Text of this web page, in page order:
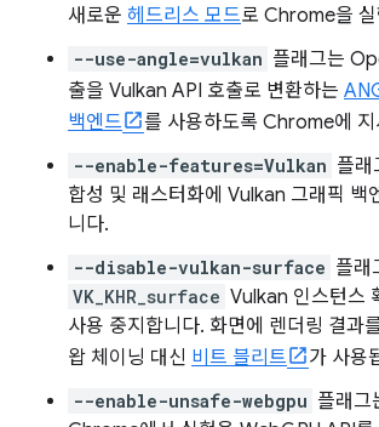
새로운 헤드리스 모드로 Chrome을
--use-angle=vulkan 플래그는
출을 Vulkan API 호출로 변환하는
백엔드
를 사용하도록 Chrome에 지
--enable-features=Vulkan 플
합성 및 래스터화에 Vulkan 그래픽 백
니다.
--disable-vulkan-surface 플래
VK_KHR_surface Vulkan 인스턴스
사용 중지합니다. 화면에 렌더링 결과
왑 체이닝 대신 비트 블리트 가 사용
--enable-unsafe-webgpu 플래그